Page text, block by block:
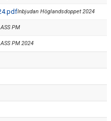
Inbjudan Höglandsdoppet 2024
PM
PM 2024